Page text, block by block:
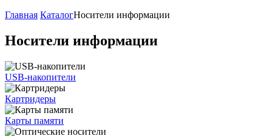
Главная КаталогНосители информации
Носители информации
USB-накопители
Картридеры
Карты памяти